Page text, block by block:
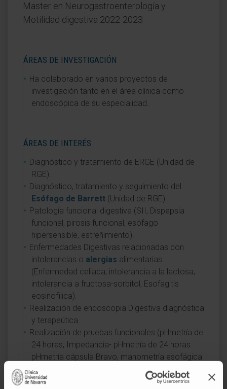
Master en Neurogastroenterología y
Motilidad digestiva 2022-2023
ÁREAS DE INVESTIGACIÓN
Ha colaborado en varios proyectos de
investigación tanto en el área clínica como
endoscópica de su especialidad.
ÁREAS DE INTERÉS
Diagnóstico y tratamiento de ERGE (Unidad de
RGE).
Diagnóstico, tratamiento y seguimiento del
Esófago de Barrett (Unidad de RGE).
Patología funcional digestiva (SII, Dispepsia
funcional, pirosis funcional, esófago
hipersensible, estreñimiento).
Enfermedades Digestivas relacionadas con
intolerancias o alergias alimentarias
(Enfermedad celiaca, intolerancia a la lactosa,
intolerancia a fructosa-sorbitol, Esofagitis
eosinofilica).
Realización de endoscopia Digestiva diagnóstica
y terapeútica.
Realización de pruebas funcionales (pHmetría de
24 horas, Impedancia- pHmetría de 24 horas
pHmetría cápsula Bravo, manometría esofágica
y ano-rectal convencional y de alta resolución).